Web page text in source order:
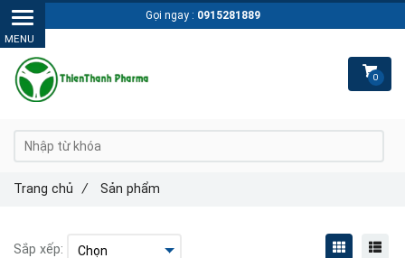
Sắp xếp:
Trang chủ / Sản phẩm
Gọi ngay : 0915281889
0